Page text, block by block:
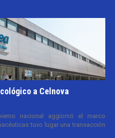
a Celnova
nacional aggiornó el marco
tuvo lugar una transacción